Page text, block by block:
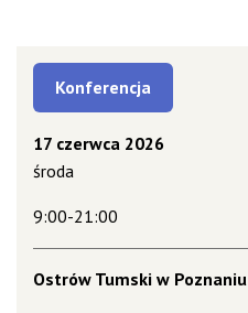
Konferencja
17 czerwca 2026
środa
9:00-21:00
Ostrów Tumski w Poznaniu